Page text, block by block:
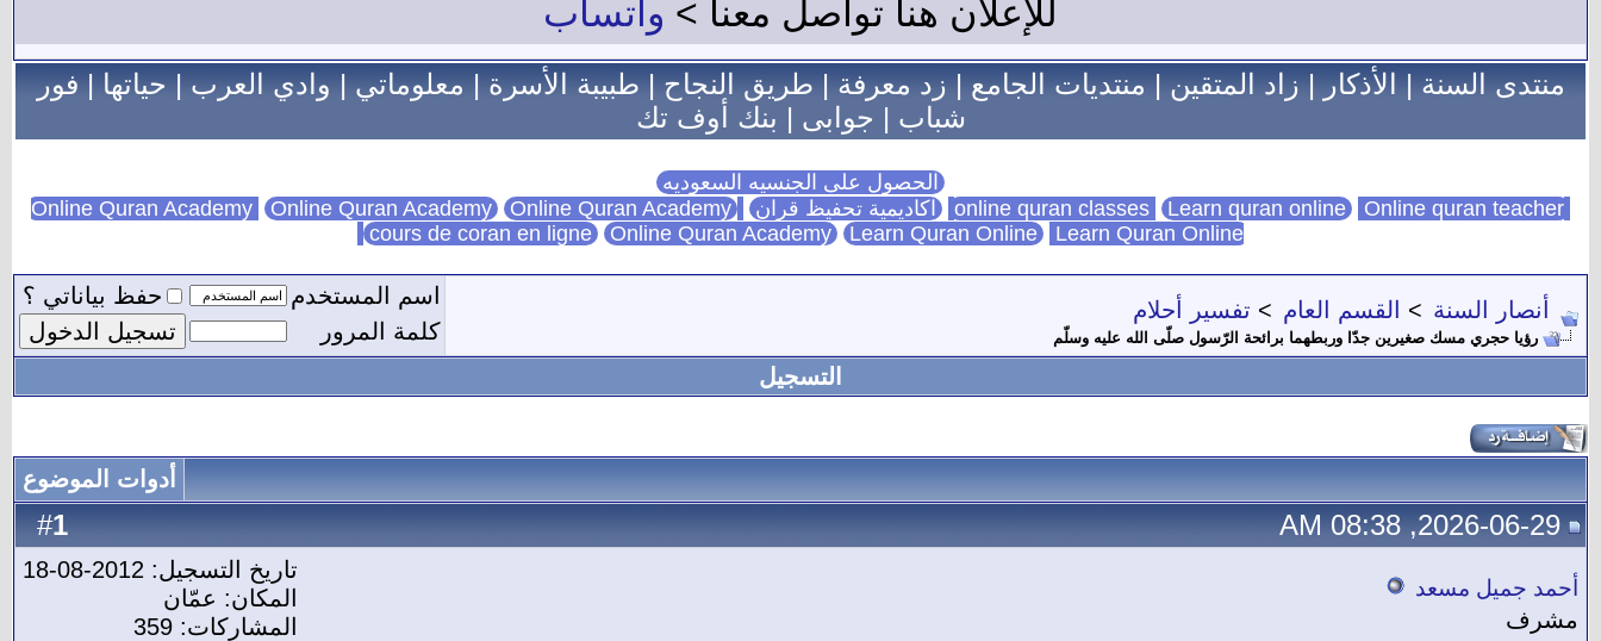
للإعلان هنا تواصل معنا > واتساب
منتدى السنة|الأذكار|زاد المتقين|منتديات الجامع|زد معرفة|طريق النجاح|طبيبة الأسرة|معلوماتي|وادي العرب|حياتها|فور
شباب | جوابى | بنك أوف تك
الحصول على الجنسيه السعوديه
Learn quran online Online quran teacher اكاديمية تحفيظ قران Online Quran Academy Online Quran Academy
cours de coran en ligne Online Quran Academy Learn Quran Online Learn Quran Online
أنصار السنة > القسم العام > تفسير أحلام
رؤيا حجري مسك صغيرين جدّا وربطهما برائحة الرّسول صلّى الله عليه وسلّم
اسم المستخدم
حفظ بياناتي ؟
كلمة المرور
التسجيل
أدوات الموضوع
#
1 2026-06-29, 08:38 AM
أحمد جميل مسعد
مشرف
تاريخ التسجيل: 2012-08-18
المكان: عمّان
المشاركات: 359